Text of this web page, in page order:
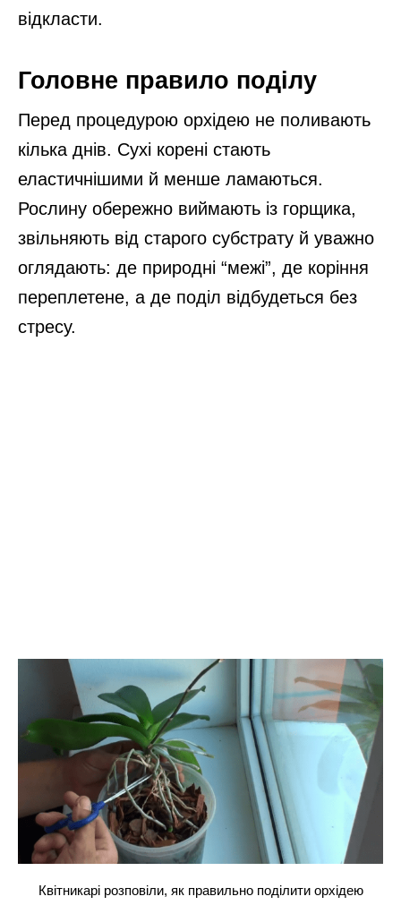
відкласти.
Головне правило поділу
Перед процедурою орхідею не поливають
кілька днів. Сухі корені стають
еластичнішими й менше ламаються.
Рослину обережно виймають із горщика,
звільняють від старого субстрату й уважно
оглядають: де природні “межі”, де коріння
переплетене, а де поділ відбудеться без
стресу.
Квітникарі розповіли, як правильно поділити орхідею